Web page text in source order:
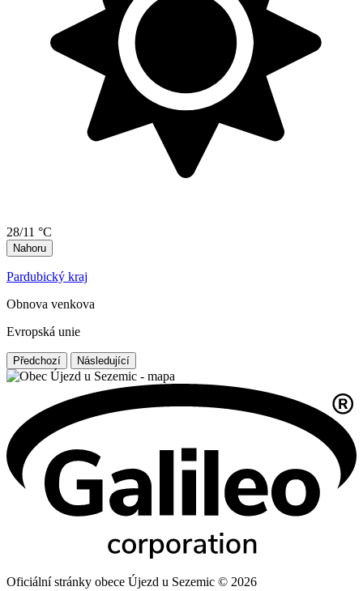
28/11 °C
Nahoru
Pardubický kraj
Obnova venkova
Evropská unie
Předchozí Následující
Oficiální stránky obece Újezd u Sezemic © 2026